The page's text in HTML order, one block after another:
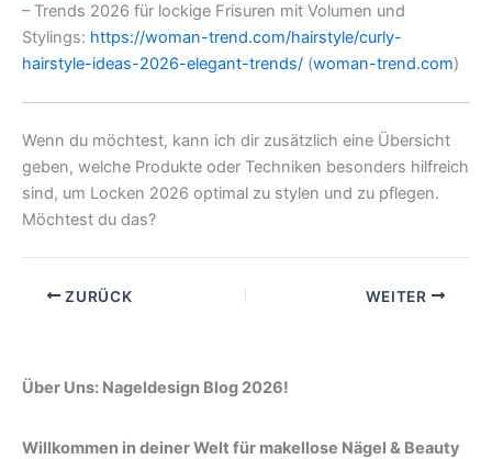
– Trends 2026 für lockige Frisuren mit Volumen und
Stylings: https://woman-trend.com/hairstyle/curly-
hairstyle-ideas-2026-elegant-trends/ (woman-trend.com)
Wenn du möchtest, kann ich dir zusätzlich eine Übersicht
geben, welche Produkte oder Techniken besonders hilfreich
sind, um Locken 2026 optimal zu stylen und zu pflegen.
Möchtest du das?
ZURÜCK WEITER
Über Uns: Nageldesign Blog 2026!
Willkommen in deiner Welt für makellose Nägel & Beauty